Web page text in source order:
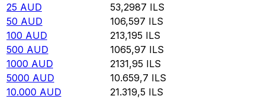
25 AUD 53,2987 ILS
50 AUD 106,597 ILS
100 AUD 213,195 ILS
500 AUD 1065,97 ILS
1000 AUD 2131,95 ILS
5000 AUD 10.659,7 ILS
10.000 AUD 21.319,5 ILS